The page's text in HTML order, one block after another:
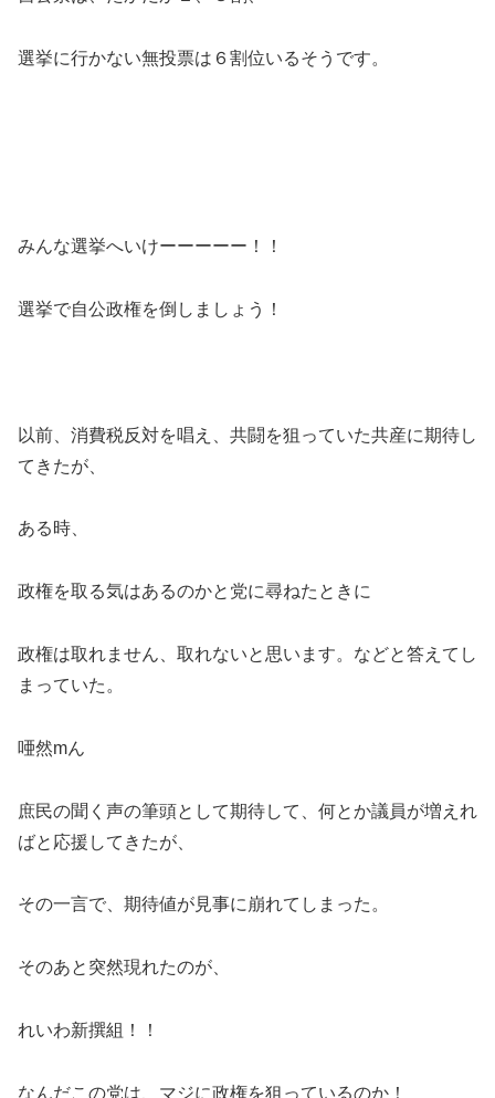
選挙に行かない無投票は６割位いるそうです。
みんな選挙へいけーーーーー！！
選挙で自公政権を倒しましょう！
以前、消費税反対を唱え、共闘を狙っていた共産に期待し
てきたが、
ある時、
政権を取る気はあるのかと党に尋ねたときに
政権は取れません、取れないと思います。などと答えてし
まっていた。
唖然mん
庶民の聞く声の筆頭として期待して、何とか議員が増えれ
ばと応援してきたが、
その一言で、期待値が見事に崩れてしまった。
そのあと突然現れたのが、
れいわ新撰組！！
なんだこの党は、マジに政権を狙っているのか！